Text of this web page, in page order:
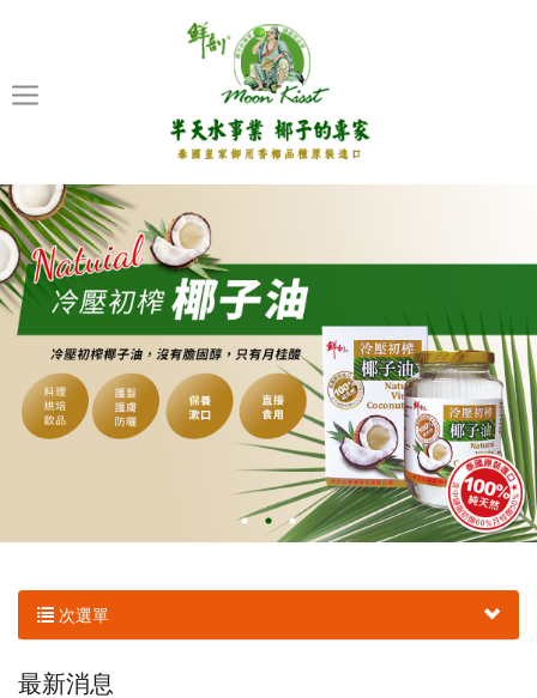
次選單
最新消息